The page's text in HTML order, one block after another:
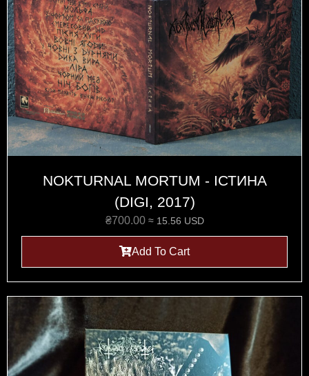
NOKTURNAL MORTUM - IСТИНА
(DIGI, 2017)
₴700.00 ≈ 15.56 USD
Add To Cart